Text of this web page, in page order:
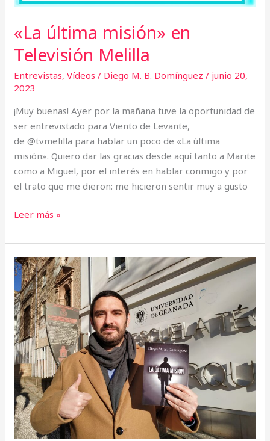
«La última misión» en
Televisión Melilla
Entrevistas,Vídeos / Diego M. B. Domínguez/ junio 20,
2023
¡Muy buenas! Ayer por la mañana tuve la oportunidad de
ser entrevistado para Viento de Levante,
de @tvmelilla para hablar un poco de «La última
misión». Quiero dar las gracias desde aquí tanto a Marite
como a Miguel, por el interés en hablar conmigo y por
el trato que me dieron: me hicieron sentir muy a gusto
Leer más »
Entrevista
en
Conociendo
al
Autor:
DIEGO
M.B.
DOMÍNGUEZ.
LA
ÚLTIMA
MISIÓN.